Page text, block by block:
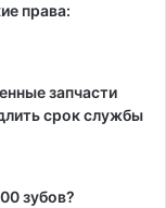
права:
запчасти
срок службы
зубов?